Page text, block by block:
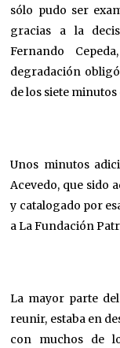
sólo pudo ser
gracias a la
Fernando
degradación
de los siete
Unos minutos
Acevedo, que sido
y catalogado por
a La Fundación
La mayor parte
reunir, estaba en
con muchos de